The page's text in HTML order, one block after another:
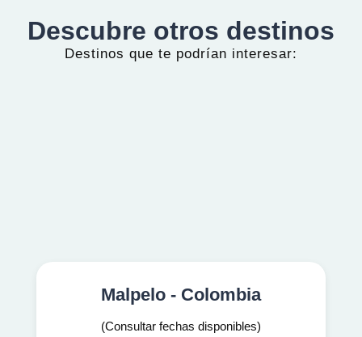
Descubre otros destinos
Destinos que te podrían interesar:
Malpelo - Colombia
(Consultar fechas disponibles)